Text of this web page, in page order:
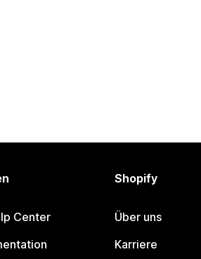
Center
Shopify
Über uns
Karriere